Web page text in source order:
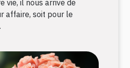
vie, il nous arrive de
affaire, soit pour le